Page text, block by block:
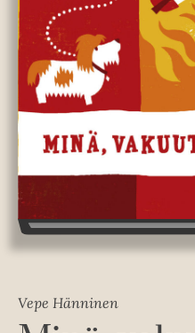
Vepe Hänninen